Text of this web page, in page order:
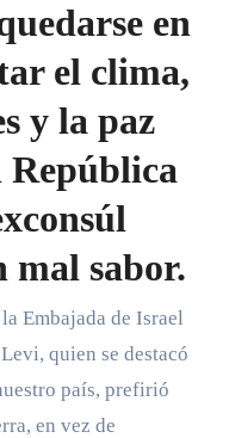
en
el clima,
y la paz
República
mal sabor.
quien se destacó
país, prefirió
en vez de